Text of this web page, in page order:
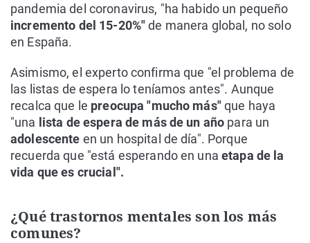
pandemia del coronavirus, "ha habido un pequeño
incremento del 15-20%"de manera global, no solo
en España.
Asimismo, el experto confirma que "el problema de
las listas de espera lo teníamos antes". Aunque
recalca que le preocupa "mucho más"que haya
"una lista de espera de más de un año para un
adolescente en un hospital de día". Porque
recuerda que "está esperando en unaetapa de la
vida que es crucial".
¿Qué trastornos mentales son los más
comunes?